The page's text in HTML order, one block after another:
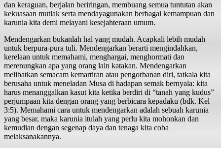
dan keraguan, berjalan beriringan, membuang semua tuntutan akan
kekuasaan mutlak serta mendayagunakan berbagai kemampuan dan
karunia kita demi melayani kesejahteraan umum.
Mendengarkan bukanlah hal yang mudah. Acapkali lebih mudah
untuk berpura-pura tuli. Mendengarkan berarti mengindahkan,
kerelaan untuk memahami, menghargai, menghormati dan
merenungkan apa yang orang lain katakan. Mendengarkan
melibatkan semacam kemartiran atau pengorbanan diri, tatkala kita
berusaha untuk meneladan Musa di hadapan semak bernyala: kita
harus menanggalkan kasut kita ketika berdiri di “tanah yang kudus”
perjumpaan kita dengan orang yang berbicara kepadaku (bdk. Kel
3:5). Memahami cara untuk mendengarkan adalah sebuah karunia
yang besar, maka karunia itulah yang perlu kita mohonkan dan
kemudian dengan segenap daya dan tenaga kita coba
melaksanakannya.